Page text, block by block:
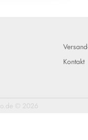
Kontakt
© 2026